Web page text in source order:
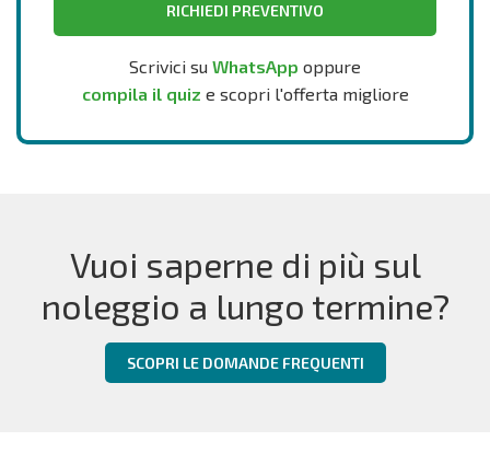
RICHIEDI PREVENTIVO
Scrivici su WhatsApp oppure
compila il quiz e scopri l'offerta migliore
Vuoi saperne di più sul
noleggio a lungo termine?
SCOPRI LE DOMANDE FREQUENTI